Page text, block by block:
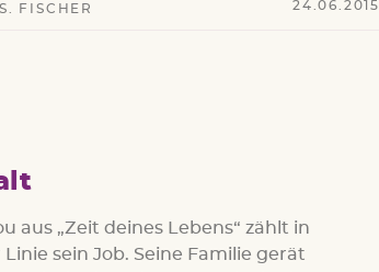
S. FISCHER 24.06.2015
aus „Zeit deines Lebens“ zählt in
sein Job. Seine Familie gerät